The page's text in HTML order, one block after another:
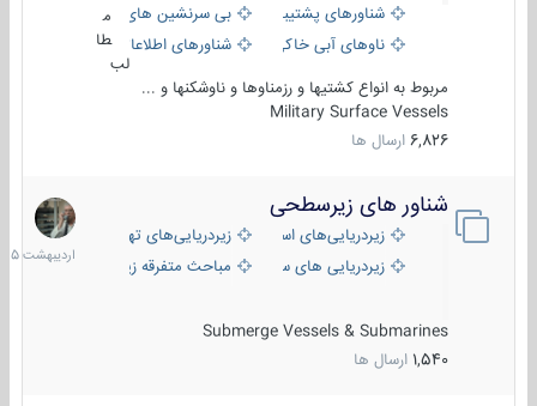
شناورهای پشتیبانی
بی سرنشین های دریایی
ناوهای آبی خاکی و نیروبرشناورهای اطلاعاتی و جاسوسی
طا
لب
مربوط به انواع کشتیها و رزمناوها و ناوشکنها و ...
Military Surface Vessels
6,826 ارسال ها
شناور های زیرسطحی
زیردریایی‌های استراتژیکزیردریایی‌های تهاجمی
زیردریایی های سبک
مباحث متفرقه زیرسطحی
Submerge Vessels & Submarines
1,540 ارسال ها
31
1405